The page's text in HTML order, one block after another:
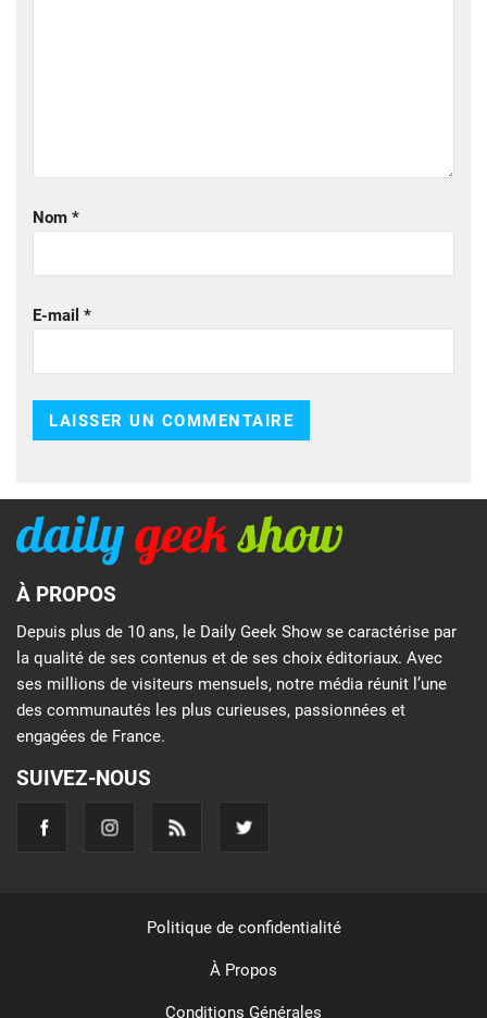
Nom *
E-mail *
À PROPOS
Depuis plus de 10 ans, le Daily Geek Show se caractérise par
la qualité de ses contenus et de ses choix éditoriaux. Avec
ses millions de visiteurs mensuels, notre média réunit l’une
des communautés les plus curieuses, passionnées et
engagées de France.
SUIVEZ-NOUS
Politique de confidentialité
À Propos
Conditions Générales